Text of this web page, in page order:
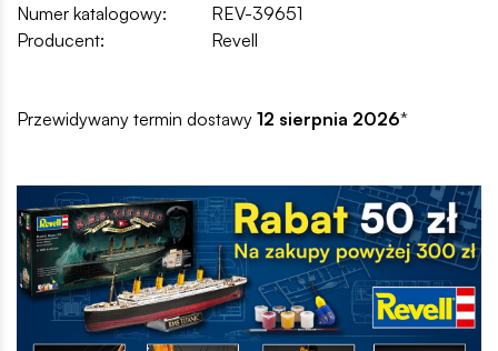
Numer katalogowy:
REV-39651
Producent:
Revell
Przewidywany termin dostawy 12 sierpnia 2026*